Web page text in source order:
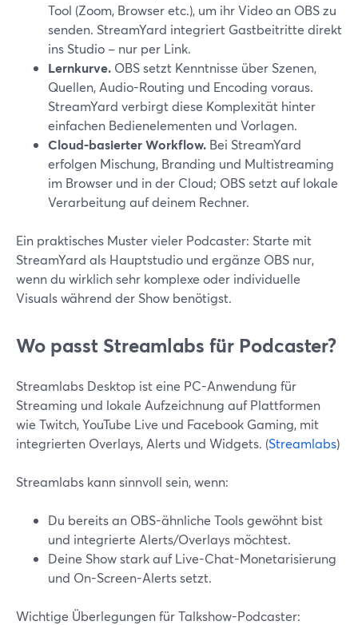
Tool (Zoom, Browser etc.), um ihr Video an OBS zu
senden. StreamYard integriert Gastbeitritte direkt
ins Studio – nur per Link.
Lernkurve. OBS setzt Kenntnisse über Szenen,
Quellen, Audio-Routing und Encoding voraus.
StreamYard verbirgt diese Komplexität hinter
einfachen Bedienelementen und Vorlagen.
Cloud-basierter Workflow. Bei StreamYard
erfolgen Mischung, Branding und Multistreaming
im Browser und in der Cloud; OBS setzt auf lokale
Verarbeitung auf deinem Rechner.
Ein praktisches Muster vieler Podcaster: Starte mit
StreamYard als Hauptstudio und ergänze OBS nur,
wenn du wirklich sehr komplexe oder individuelle
Visuals während der Show benötigst.
Wo passt Streamlabs für Podcaster?
Streamlabs Desktop ist eine PC-Anwendung für
Streaming und lokale Aufzeichnung auf Plattformen
wie Twitch, YouTube Live und Facebook Gaming, mit
integrierten Overlays, Alerts und Widgets. (Streamlabs)
Streamlabs kann sinnvoll sein, wenn:
Du bereits an OBS-ähnliche Tools gewöhnt bist
und integrierte Alerts/Overlays möchtest.
Deine Show stark auf Live-Chat-Monetarisierung
und On-Screen-Alerts setzt.
Wichtige Überlegungen für Talkshow-Podcaster: